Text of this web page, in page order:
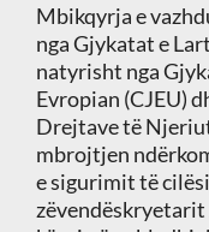
Mbikqyrja e
nga Gjykatat e
natyrisht nga
Evropian (CJEU)
Drejtave të
mbrojtjen
e sigurimit të
zëvendëskryetarit